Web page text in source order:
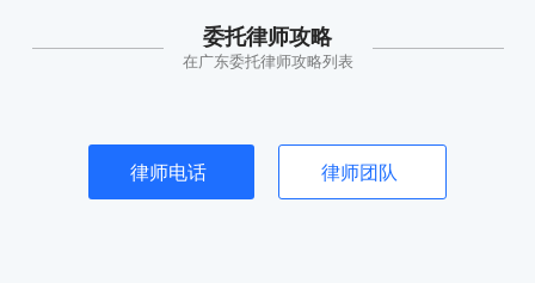
委托律师攻略
在广东委托律师攻略列表
律师电话 律师团队